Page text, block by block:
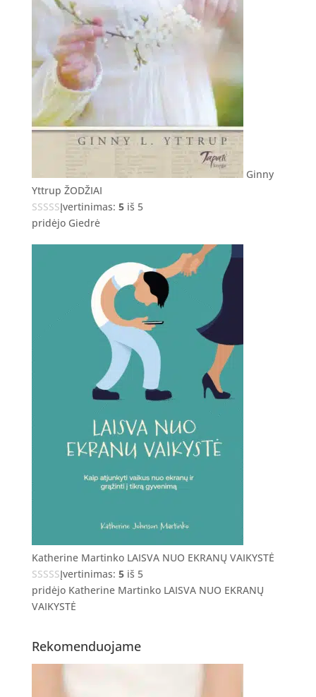
Ginny
Yttrup ŽODŽIAI
Įvertinimas: 5iš 5
pridėjo Giedrė
Katherine Martinko LAISVA NUO EKRANŲ VAIKYSTĖ
Įvertinimas: 5iš 5
pridėjo Katherine Martinko LAISVA NUO EKRANŲ
VAIKYSTĖ
Rekomenduojame